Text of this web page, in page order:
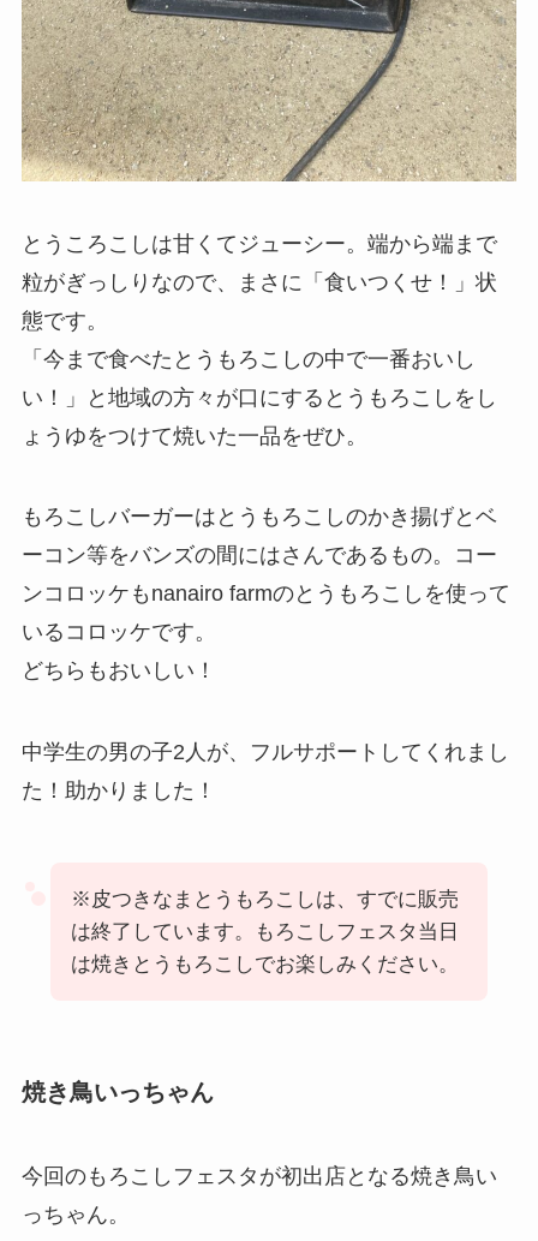
とうころこしは甘くてジューシー。端から端まで
粒がぎっしりなので、まさに「食いつくせ！」状
態です。
「今まで食べたとうもろこしの中で一番おいし
い！」と地域の方々が口にするとうもろこしをし
ょうゆをつけて焼いた一品をぜひ。
もろこしバーガーはとうもろこしのかき揚げとベ
ーコン等をバンズの間にはさんであるもの。コー
ンコロッケもnanairo farmのとうもろこしを使って
いるコロッケです。
どちらもおいしい！
中学生の男の子2人が、フルサポートしてくれまし
た！助かりました！
※皮つきなまとうもろこしは、すでに販売
は終了しています。もろこしフェスタ当日
は焼きとうもろこしでお楽しみください。
焼き鳥いっちゃん
今回のもろこしフェスタが初出店となる焼き鳥い
っちゃん。